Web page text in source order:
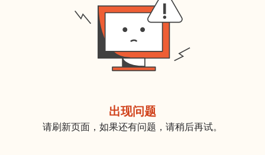
出现问题
请刷新页面，如果还有问题，请稍后再试。